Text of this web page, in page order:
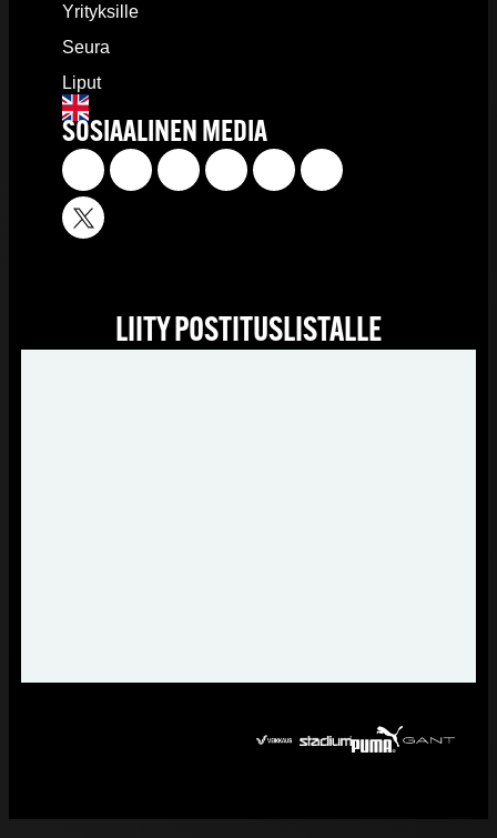
Yrityksille
Seura
Liput
SOSIAALINEN MEDIA
LIITY POSTITUSLISTALLE